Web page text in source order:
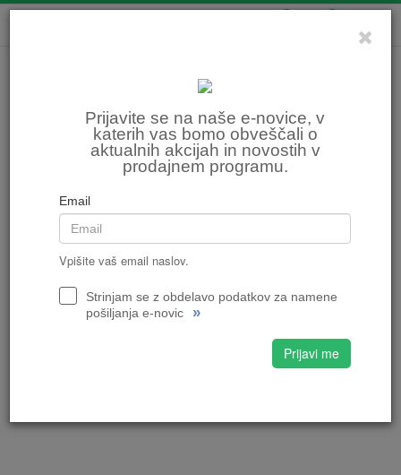
Prijavite se na naše e-novice, v
katerih vas bomo obveščali o
aktualnih akcijah in novostih v
prodajnem programu.
Email
Vpišite vaš email naslov.
Strinjam se z obdelavo podatkov za namene
pošiljanja e-novic
»
Prijavi me